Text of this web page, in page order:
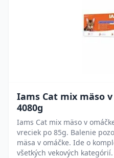
Iams Cat mix mäso
4080g
Iams Cat mix mäso v
vreciek po 85g. Balenie
mäsa v omáčke. Ide o
všetkých vekových kategórií.